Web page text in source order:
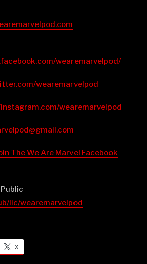
wearemarvelpod/⁠⁠⁠⁠⁠⁠⁠⁠⁠⁠⁠⁠⁠⁠⁠⁠⁠⁠⁠⁠⁠⁠⁠⁠⁠⁠⁠⁠⁠⁠⁠⁠⁠⁠⁠⁠⁠⁠⁠⁠⁠⁠⁠⁠⁠⁠⁠⁠
wearemarvelpod⁠⁠⁠⁠⁠⁠⁠⁠⁠⁠⁠⁠⁠⁠⁠⁠⁠⁠⁠⁠⁠⁠⁠⁠⁠⁠⁠⁠⁠⁠⁠⁠⁠⁠⁠⁠⁠⁠⁠⁠⁠⁠⁠⁠⁠⁠⁠⁠
wearemarvelpod⁠⁠⁠⁠⁠⁠⁠⁠⁠⁠⁠⁠⁠⁠⁠⁠⁠⁠⁠⁠⁠⁠⁠⁠⁠⁠⁠⁠⁠⁠⁠⁠⁠⁠⁠⁠⁠⁠⁠⁠⁠⁠⁠⁠⁠⁠⁠⁠
The We Are Marvel Facebook
lic/wearemarvelpod⁠
X